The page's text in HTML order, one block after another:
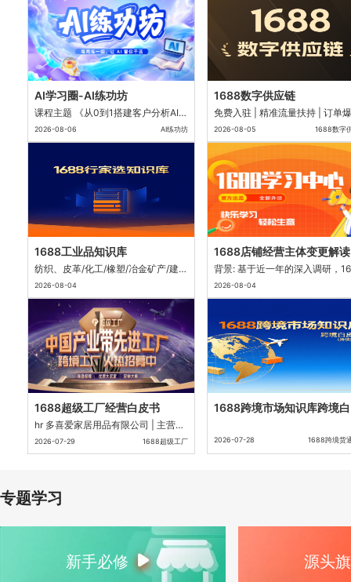
AI学习圈-AI练功坊
课程主题 《从0到1搭建客户分析AI技能——每天10分钟看懂订单涨跌，精准挽回流失客户》 分享人：邵
2026-08-06 AI练功坊
1688数字供应链
2026-08-05 1688数字
1688工业品知识库
纺织、皮革/化工/橡塑/冶金矿产/建材/钢铁/新能源/农业/加工/印刷/通信产品电工电气/机械及行业
2026-08-04
1688店铺经营主体变更解读
2026-08-04
1688超级工厂经营白皮书
hr 多喜爱家居用品有限公司 | 主营行业/产品：家纺家饰-四件套 商家原话：公司主要从事以套件
2026-07-29 1688超级工厂 2026-07-28 1688跨境货
专题学习
新手必修 源头